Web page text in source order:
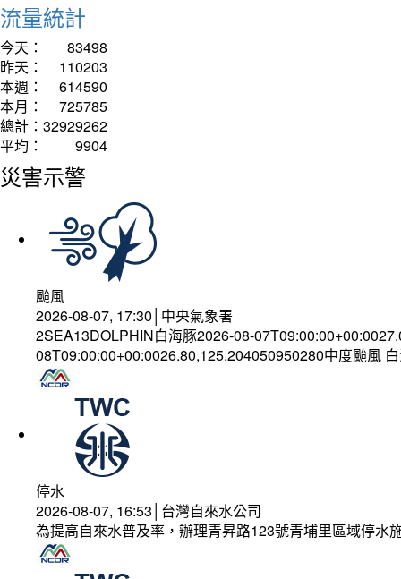
流量統計
今天：
83498
昨天：
110203
本週：
614590
本月：
725785
總計： 32929262
平均：
9904
災害示警
颱風
2026-08-07, 17:30│中央氣象署
2SEA13DOLPHIN白海豚2026-08-
08T09:00:00+00:0026.80,125.204050950280中度颱風
停水
2026-08-07, 16:53│台灣自來水公司
為提高自來水普及率，辦理青昇路123號青埔里區域停水